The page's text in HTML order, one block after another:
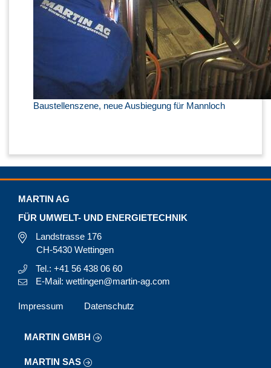
Baustellenszene, neue Ausbiegung für Mannloch
MARTIN AG
FÜR UMWELT- UND ENERGIETECHNIK
Landstrasse 176
CH-5430 Wettingen
Tel.: +41 56 438 06 60
E-Mail: wettingen@martin-ag.com
Impressum Datenschutz
MARTIN GMBH
MARTIN SAS